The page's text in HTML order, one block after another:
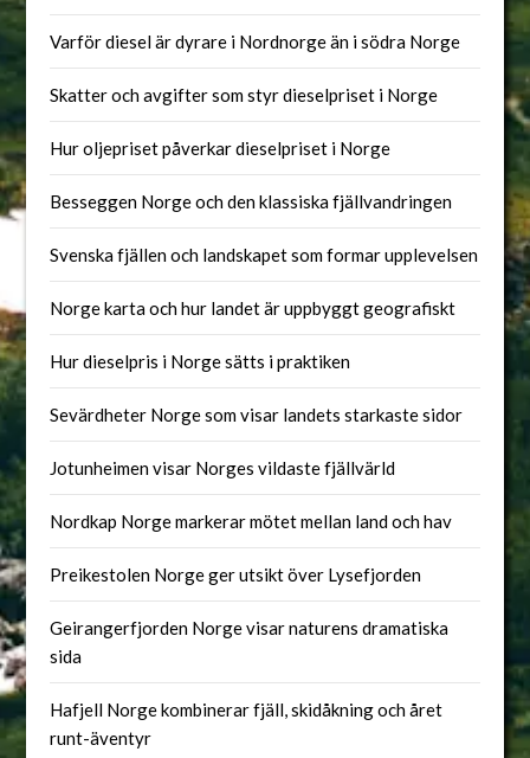
Varför diesel är dyrare i Nordnorge än i södra Norge
Skatter och avgifter som styr dieselpriset i Norge
Hur oljepriset påverkar dieselpriset i Norge
Besseggen Norge och den klassiska fjällvandringen
Svenska fjällen och landskapet som formar upplevelsen
Norge karta och hur landet är uppbyggt geografiskt
Hur dieselpris i Norge sätts i praktiken
Sevärdheter Norge som visar landets starkaste sidor
Jotunheimen visar Norges vildaste fjällvärld
Nordkap Norge markerar mötet mellan land och hav
Preikestolen Norge ger utsikt över Lysefjorden
Geirangerfjorden Norge visar naturens dramatiska
sida
Hafjell Norge kombinerar fjäll, skidåkning och året
runt-äventyr